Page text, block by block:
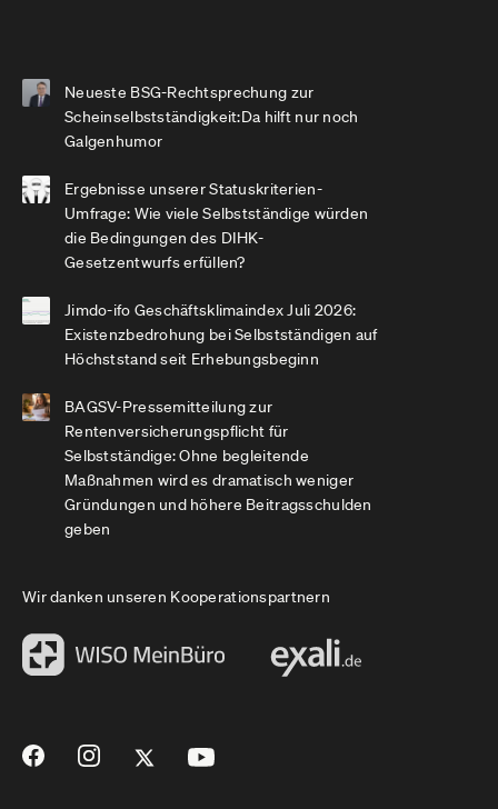
Neueste BSG-Rechtsprechung zur
Scheinselbstständigkeit:Da hilft nur noch
Galgenhumor
Ergebnisse unserer Statuskriterien-
Umfrage: Wie viele Selbstständige würden
die Bedingungen des DIHK-
Gesetzentwurfs erfüllen?
Jimdo-ifo Geschäftsklimaindex Juli 2026:
Existenzbedrohung bei Selbstständigen auf
Höchststand seit Erhebungsbeginn
BAGSV-Pressemitteilung zur
Rentenversicherungspflicht für
Selbstständige: Ohne begleitende
Maßnahmen wird es dramatisch weniger
Gründungen und höhere Beitragsschulden
geben
Wir danken unseren Kooperationspartnern